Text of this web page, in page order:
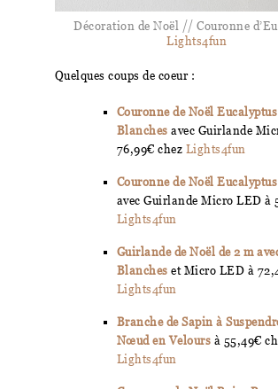
Décoration de Noël // Couronne
Lights4fun
Quelques coups de coeur :
Couronne de Noël
Blanches avec Guirlande
76,99€ chez Lights4fun
Couronne de Noël
avec Guirlande Micro LED à
Lights4fun
Guirlande de Noël de 2 m
Blanches et Micro LED à
Lights4fun
Branche de Sapin à
Nœud en Velours à 55,49€
Lights4fun